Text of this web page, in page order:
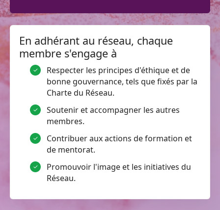
En adhérant au réseau, chaque
membre s'engage à
Respecter les principes d'éthique et de
bonne gouvernance, tels que fixés par la
Charte du Réseau.
Soutenir et accompagner les autres
membres.
Contribuer aux actions de formation et
de mentorat.
Promouvoir l'image et les initiatives du
Réseau.